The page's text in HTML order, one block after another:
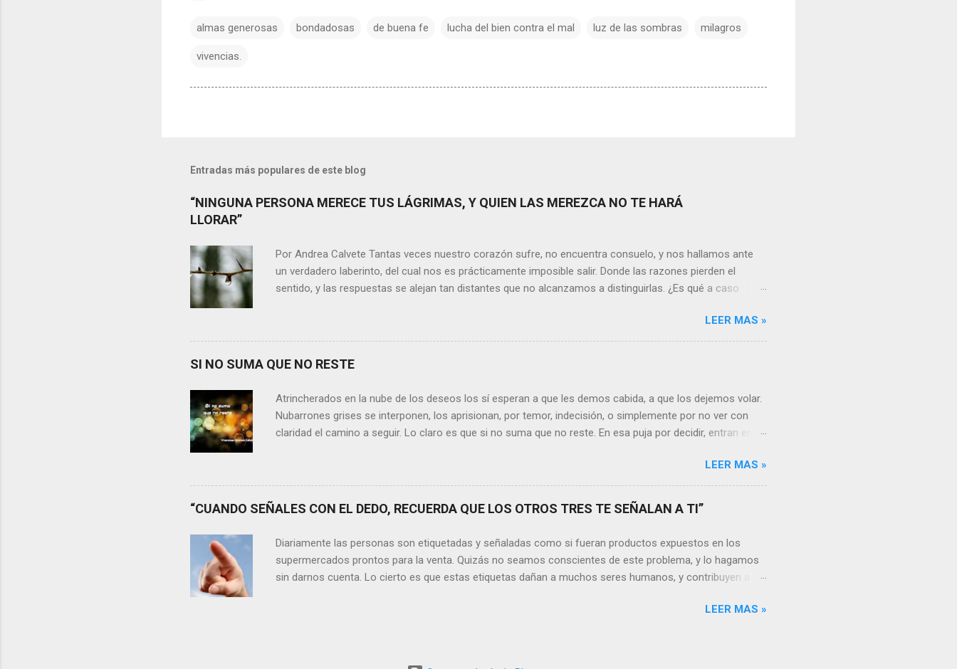
almas generosas bondadosas de buena fe lucha del bien contra el mal luz de las sombras milagros
vivencias.
Entradas más populares de este blog
“NINGUNA PERSONA MERECE TUS LÁGRIMAS, Y QUIEN LAS MEREZCA NO TE HARÁ
LLORAR”
Por Andrea Calvete Tantas veces nuestro corazón sufre, no encuentra consuelo, y nos hallamos ante
un verdadero laberinto, del cual nos es prácticamente imposible salir. Donde las razones pierden el
sentido, y las respuestas se alejan tan distantes que no alcanzamos a distinguirlas. ¿Es qué a caso
conteste rápidamente que sí a esta pregunta. Por otra parte, si nos ponemos a pensar en algún
momento de la vida todos hemos sufrido por causa de una persona. Entonces ¿cómo encarar el dolor?
Si reflexionamos sobre la frase de Gabriel García Márquez que dice que “ninguna persona merece tus
somos, y es posible que su mirada nos realce, pues los ojos del amor tienen esa virtud de embellecer...
LEER MAS »
SI NO SUMA QUE NO RESTE
Atrincherados en la nube de los deseos los sí esperan a que les demos cabida, a que los dejemos volar.
Nubarrones grises se interponen, los aprisionan, por temor, indecisión, o simplemente por no ver con
claridad el camino a seguir. Lo claro es que si no suma que no reste. En esa puja por decidir, entran en
preguntarnos si agregan algo , si aportan de alguna forma a nuestro día a día, y lo más importante es
que no nos quinten tiempo o energía, elementos que en la medida que pasa la vida se hacen más
escasos y necesarios. Evidentemente, de lo malo, de lo difícil es donde más aprendemos, porque desde
las cicatrices nos fortalecemos, y resurgimos como el Ave Fénix. Sin embargo, está en cada uno no
elegir y hacer que cada momento sea irrepetible y mágico. Quizás aquí radique la mayor dificultad, por...
LEER MAS »
“CUANDO SEÑALES CON EL DEDO, RECUERDA QUE LOS OTROS TRES TE SEÑALAN A TI”
Diariamente las personas son etiquetadas y señaladas como si fueran productos expuestos en los
supermercados prontos para la venta. Quizás no seamos conscientes de este problema, y lo hagamos
sin darnos cuenta. Lo cierto es que estas etiquetas dañan a muchos seres humanos, y contribuyen a la
existe desde los comienzos de la Humanidad, lo que llama la atención es que en la actualidad dado los
nos hemos quedados estancados en algún otro siglo. Y basta con mirar las noticias donde datos
LEER MAS »